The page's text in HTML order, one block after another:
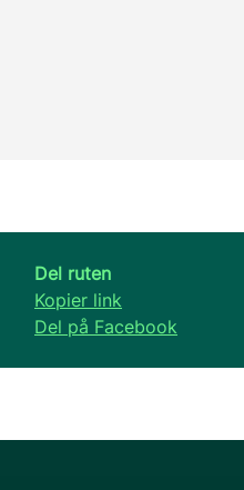
Del ruten
Kopier link
Del på Facebook